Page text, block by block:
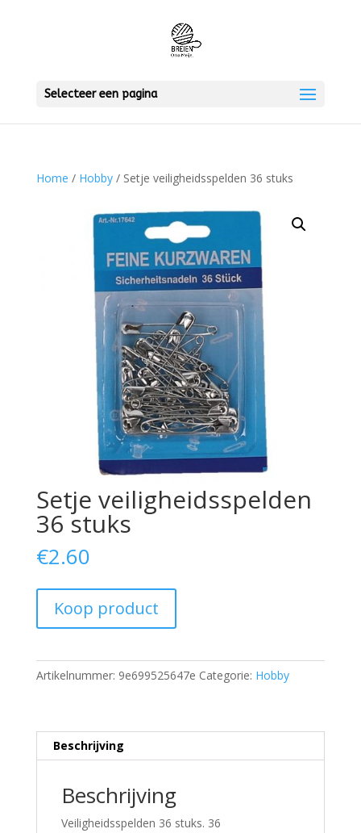
Selecteer een pagina
Home / Hobby/ Setje veiligheidsspelden 36 stuks
Setje veiligheidsspelden
36 stuks
€2.60
Koop product
Artikelnummer: 9e699525647e Categorie: Hobby
Beschrijving
Beschrijving
Veiligheidsspelden 36 stuks. 36